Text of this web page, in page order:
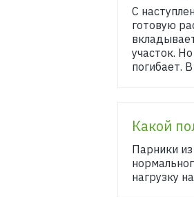
С
готовую
участок.
погибает.
Какой
Парники
нагрузку